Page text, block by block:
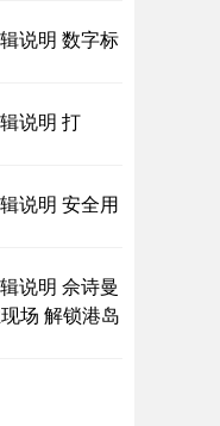
0.00%
-0.01%
说明 数字标
说明 打
说明 安全用
说明 佘诗曼
场 解锁港岛